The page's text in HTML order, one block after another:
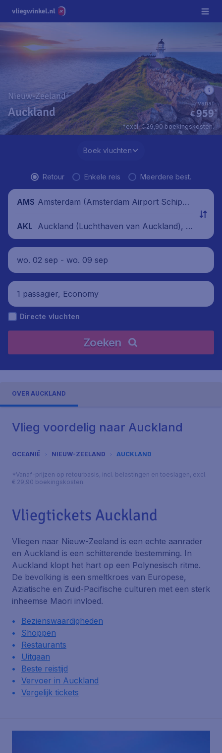
Nieuw-Zeeland
Auckland €959*
vanaf
*excl. € 29,90 boekingskosten.
Boek vluchten
Retour Enkele reis Meerdere best.
AMS Amsterdam (Amsterdam Airport Schipho
AKL Auckland (Luchthaven van Auckland), N
ieuw-Zeeland
wo. 02 sep - wo. 09 sep
1 passagier, Economy
Directe vluchten
Zoeken
OVER AUCKLAND
Vlieg voordelig naar Auckland
OCEANIË NIEUW-ZEELAND AUCKLAND
*Vanaf-prijzen op retourbasis, incl. belastingen en toeslagen, excl.
€ 29,90 boekingskosten.
Vliegtickets Auckland
Vliegen naar Nieuw-Zeeland is een echte aanrader
en Auckland is een schitterende bestemming. In
Auckland klopt het hart op een Polynesisch ritme.
De bevolking is een smeltkroes van Europese,
Aziatische en Zuid-Pacifische culturen met een sterk
inheemse Maori invloed.
Bezienswaardigheden
Shoppen
Restaurants
Uitgaan
Beste reistijd
Vervoer in Auckland
Vergelijk tickets